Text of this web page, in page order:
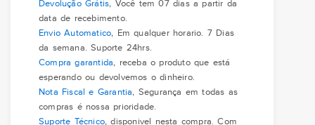
Devolução Grátis, Você tem 07 dias a partir da
data de recebimento.
Envio Automatico, Em qualquer horario. 7 Dias
da semana. Suporte 24hrs.
Compra garantida, receba o produto que está
esperando ou devolvemos o dinheiro.
Nota Fiscal e Garantia, Segurança em todas as
compras é nossa prioridade.
Suporte Técnico, disponivel nesta compra. Com